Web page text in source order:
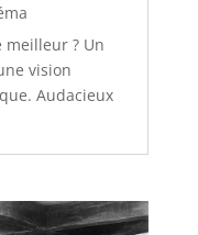
meilleur ? Un
vision
Audacieux